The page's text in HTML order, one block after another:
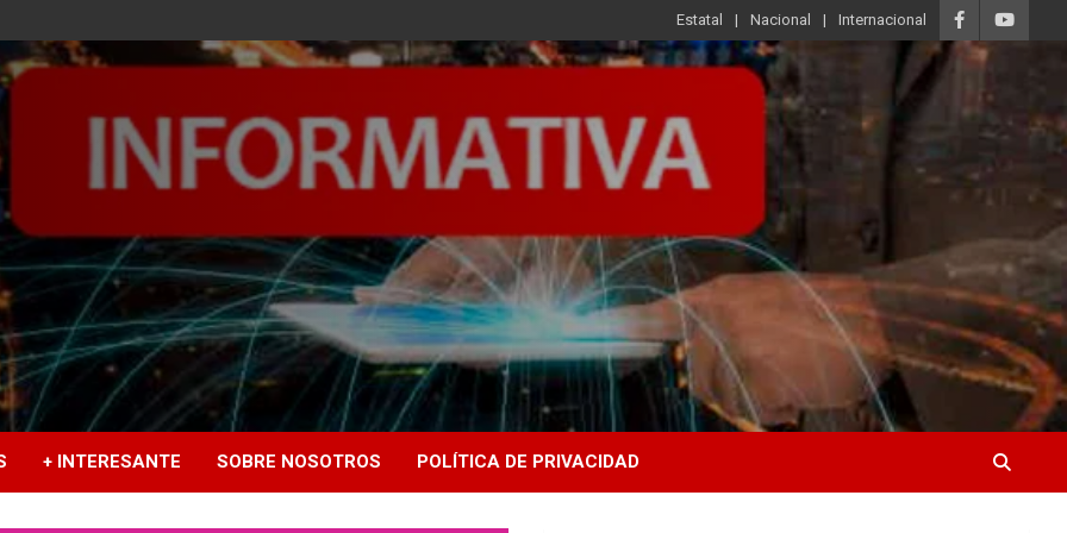
Estatal Nacional Internacional
+ INTERESANTE SOBRE NOSOTROS POLÍTICA DE PRIVACIDAD